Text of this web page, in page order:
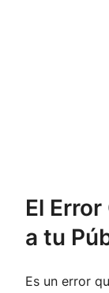
El
a tu
Es un error